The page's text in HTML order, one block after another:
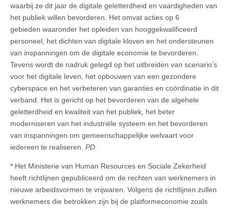
waarbij ze dit jaar de digitale geletterdheid en vaardigheden van
het publiek willen bevorderen. Het omvat acties op 6
gebieden waaronder het opleiden van hooggekwalificeerd
personeel, het dichten van digitale kloven en het ondersteunen
van inspanningen om de digitale economie te bevorderen.
Tevens wordt de nadruk gelegd op het uitbreiden van scenario’s
voor het digitale leven, het opbouwen van een gezondere
cyberspace en het verbeteren van garanties en coördinatie in dit
verband. Het is gericht op het bevorderen van de algehele
geletterdheid en kwaliteit van het publiek, het beter
moderniseren van het industriële systeem en het bevorderen
van inspanningen om gemeenschappelijke welvaart voor
iedereen te realiseren. PD
* Het Ministerie van Human Resources en Sociale Zekerheid
heeft richtlijnen gepubliceerd om de rechten van werknemers in
nieuwe arbeidsvormen te vrijwaren. Volgens de richtlijnen zullen
werknemers die betrokken zijn bij de platformeconomie zoals